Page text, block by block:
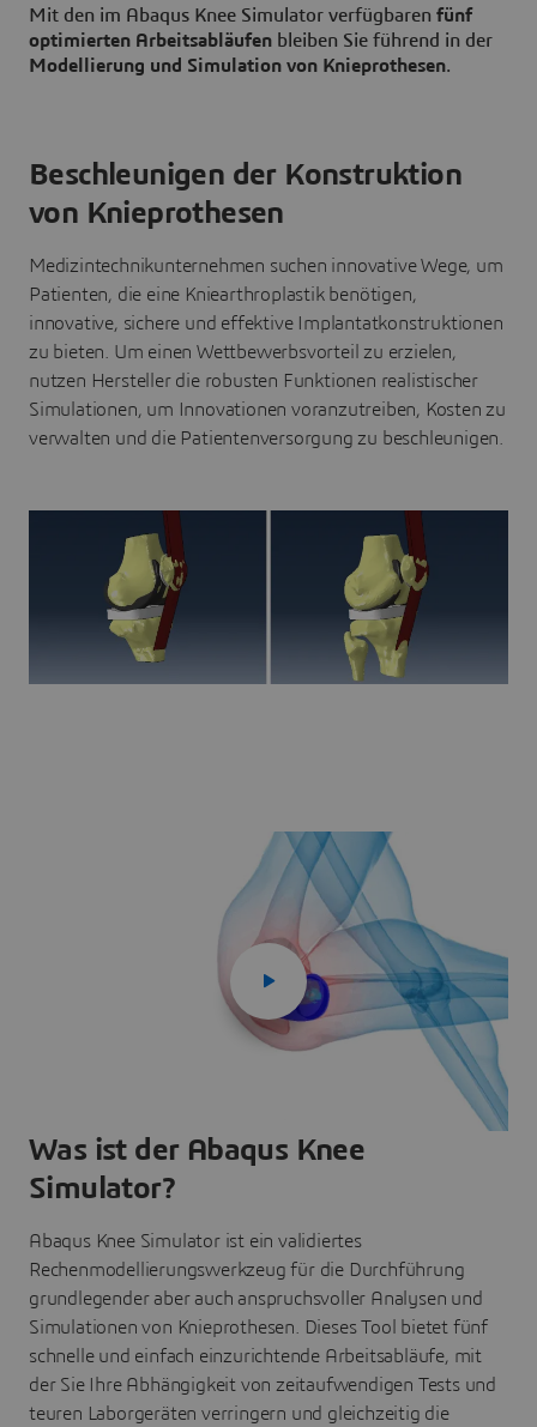
Mit den im Abaqus Knee Simulator verfügbaren fünf
optimierten Arbeitsabläufen bleiben Sie führend in der
Modellierung und Simulation von Knieprothesen.
Beschleunigen der Konstruktion
von Knieprothesen
Medizintechnikunternehmen suchen innovative Wege, um
Patienten, die eine Kniearthroplastik benötigen,
innovative, sichere und effektive Implantatkonstruktionen
zu bieten. Um einen Wettbewerbsvorteil zu erzielen,
nutzen Hersteller die robusten Funktionen realistischer
Simulationen, um Innovationen voranzutreiben, Kosten zu
verwalten und die Patientenversorgung zu beschleunigen.
Was ist der Abaqus Knee
Simulator?
Abaqus Knee Simulator ist ein validiertes
Rechenmodellierungswerkzeug für die Durchführung
grundlegender aber auch anspruchsvoller Analysen und
Simulationen von Knieprothesen. Dieses Tool bietet fünf
schnelle und einfach einzurichtende Arbeitsabläufe, mit
der Sie Ihre Abhängigkeit von zeitaufwendigen Tests und
teuren Laborgeräten verringern und gleichzeitig die